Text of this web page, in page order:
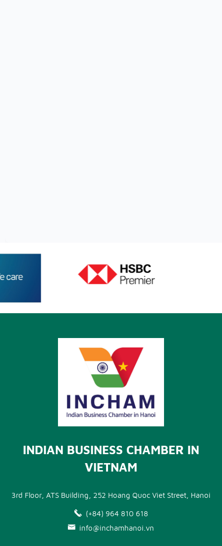
INDIAN BUSINESS CHAMBER IN
VIETNAM
3rd Floor, ATS Building, 252 Hoang Quoc Viet Street, Hanoi
(+84) 964 810 618
info@inchamhanoi.vn